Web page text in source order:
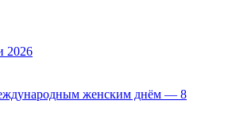
2026
женским днём — 8